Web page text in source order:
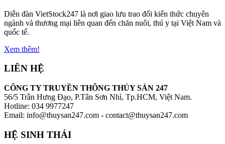
Diễn đàn VietStock247 là nơi giao lưu trao đổi kiến thức chuyên
ngành và thương mại liên quan đến chăn nuôi, thú y tại Việt Nam và
quốc tế.
Xem thêm!
LIÊN HỆ
CÔNG TY TRUYỀN THÔNG THỦY SẢN 247
56/5 Trần Hưng Đạo, P.Tân Sơn Nhì, Tp.HCM, Việt Nam.
Hotline: 034 9977247
Email: info@thuysan247.com - contact@thuysan247.com
HỆ SINH THÁI